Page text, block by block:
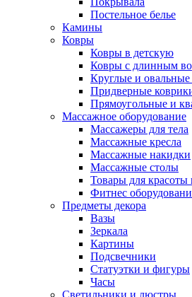
Постельное белье
Камины
Ковры
Ковры в детскую
Ковры с длинным
Круглые и
Придверные
Прямоугольные и
Массажное оборудование
Массажеры для тела
Массажные кресла
Массажные накидки
Массажные столы
Товары для красоты
Фитнес
Предметы декора
Вазы
Зеркала
Картины
Подсвечники
Статуэтки и фигуры
Часы
Светильники и люстры